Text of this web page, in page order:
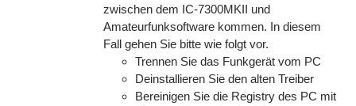
zwischen dem IC-7300MKII und
Amateurfunksoftware kommen. In diesem
Fall gehen Sie bitte wie folgt vor.
Trennen Sie das Funkgerät vom PC
Deinstallieren Sie den alten Treiber
Bereinigen Sie die Registry des PC mit